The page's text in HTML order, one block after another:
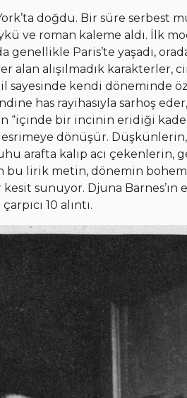
doğdu. Bir süre serbest
ve roman kaleme aldı. İlk
genellikle Paris’te yaşadı,
alan alışılmadık karakterler,
sayesinde kendi döneminde
has rayihasıyla sarhoş
“içinde bir incinin eridiği
dönüşür.
arafta kalıp acı çekenlerin,
bu lirik metin, dönemin bohem
sunuyor. Djuna Barnes’ın
10 alıntı.